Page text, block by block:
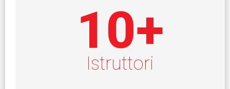
Istruttori
10+